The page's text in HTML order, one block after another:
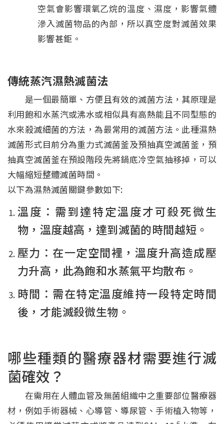
空氣會影響環氧乙烷的溫度、濕度，影響氣體
滲入滅菌物品的內部，所以真空度對滅菌效果
影響甚鉅。
傳統蒸汽濕熱滅菌法
是一個最簡單、方便且有效的滅菌方法，其原理是
利用飽和水蒸汽或沸水或相似具有高熱能且不同型態的
水來殺滅細菌的方法，為最常用的滅菌方法。此種濕熱
滅菌形式目前分為重力式滅菌釜及預抽真空滅菌釜，預
抽真空滅菌釜在預設階段先將鍋底冷空氣抽移掉，可以
大幅縮短整體滅菌時間。
以下為濕熱滅菌關鍵參數如下:
溫度：需到達特定溫度才可殺死微生
物，溫度越高，達到滅菌的時間越短。
壓力：在一定空間裡，溫度升高造成壓
力升高，此為飽和水蒸氣平均散布。
時間：需在特定溫度維持一段特定時間
後，才能滅殺微生物。
哪些種類的醫療器材需要進行滅
菌確效？
在需用在人體血管及無菌組織中之重要部位醫療器
材，例如手術器械、心導管、導尿管、手術植入物等，